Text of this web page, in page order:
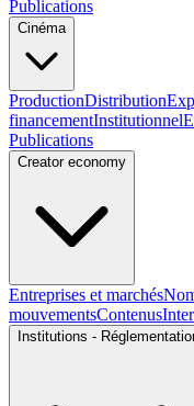
Publications
Cinéma
ProductionDistribution
financementInstitutionnel
Publications
Creator economy
Entreprises et marchés
mouvementsContenus
Institutions -